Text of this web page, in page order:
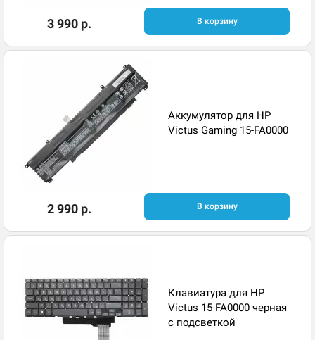
3 990 р. В корзину
Аккумулятор для HP
Victus Gaming 15-FA0000
2 990 р. В корзину
Клавиатура для HP
Victus 15-FA0000 черная
с подсветкой